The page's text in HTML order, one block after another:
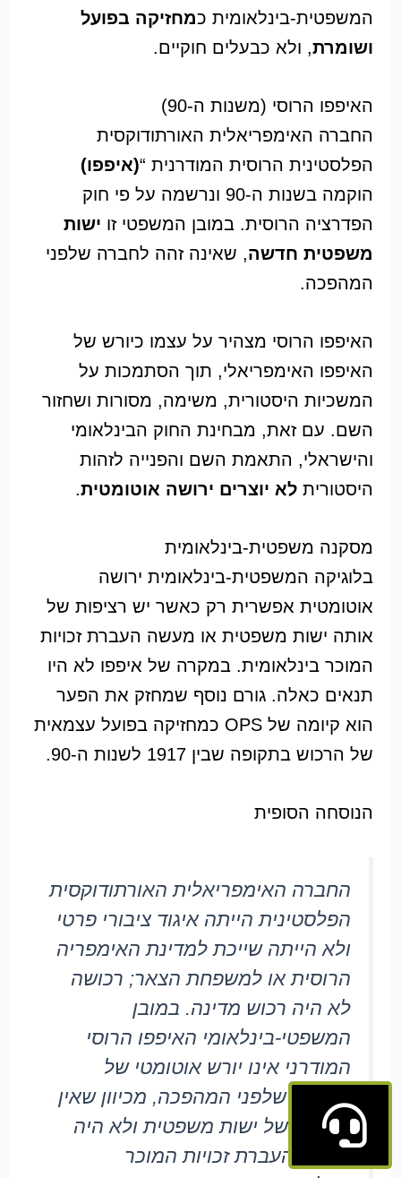
המשפטית-בינלאומית כמחזיקה בפועל
ושומרת, ולא כבעלים חוקיים.
האיפפו הרוסי (משנות ה-90)
החברה האימפריאלית האורתודוקסית
הפלסטינית הרוסית המודרנית “(איפפו)
הוקמה בשנות ה-90 ונרשמה על פי חוק
הפדרציה הרוסית. במובן המשפטי זו ישות
משפטית חדשה, שאינה זהה לחברה שלפני
המהפכה.
האיפפו הרוסי מצהיר על עצמו כיורש של
האיפפו האימפריאלי, תוך הסתמכות על
המשכיות היסטורית, משימה, מסורות ושחזור
השם. עם זאת, מבחינת החוק הבינלאומי
והישראלי, התאמת השם והפנייה לזהות
היסטורית לא יוצרים ירושה אוטומטית.
מסקנה משפטית-בינלאומית
בלוגיקה המשפטית-בינלאומית ירושה
אוטומטית אפשרית רק כאשר יש רציפות של
אותה ישות משפטית או מעשה העברת זכויות
המוכר בינלאומית. במקרה של איפפו לא היו
תנאים כאלה. גורם נוסף שמחזק את הפער
הוא קיומה של OPS כמחזיקה בפועל עצמאית
של הרכוש בתקופה שבין 1917 לשנות ה-90.
הנוסחה הסופית
החברה האימפריאלית האורתודוקסית
הפלסטינית הייתה איגוד ציבורי פרטי
ולא הייתה שייכת למדינת האימפריה
הרוסית או למשפחת הצאר; רכושה
לא היה רכוש מדינה. במובן
המשפטי-בינלאומי האיפפו הרוסי
המודרני אינו יורש אוטומטי של
האיפפו שלפני המהפכה, מכיוון שאין
רציפות של ישות משפטית ולא היה
מעשה העברת זכויות המוכר